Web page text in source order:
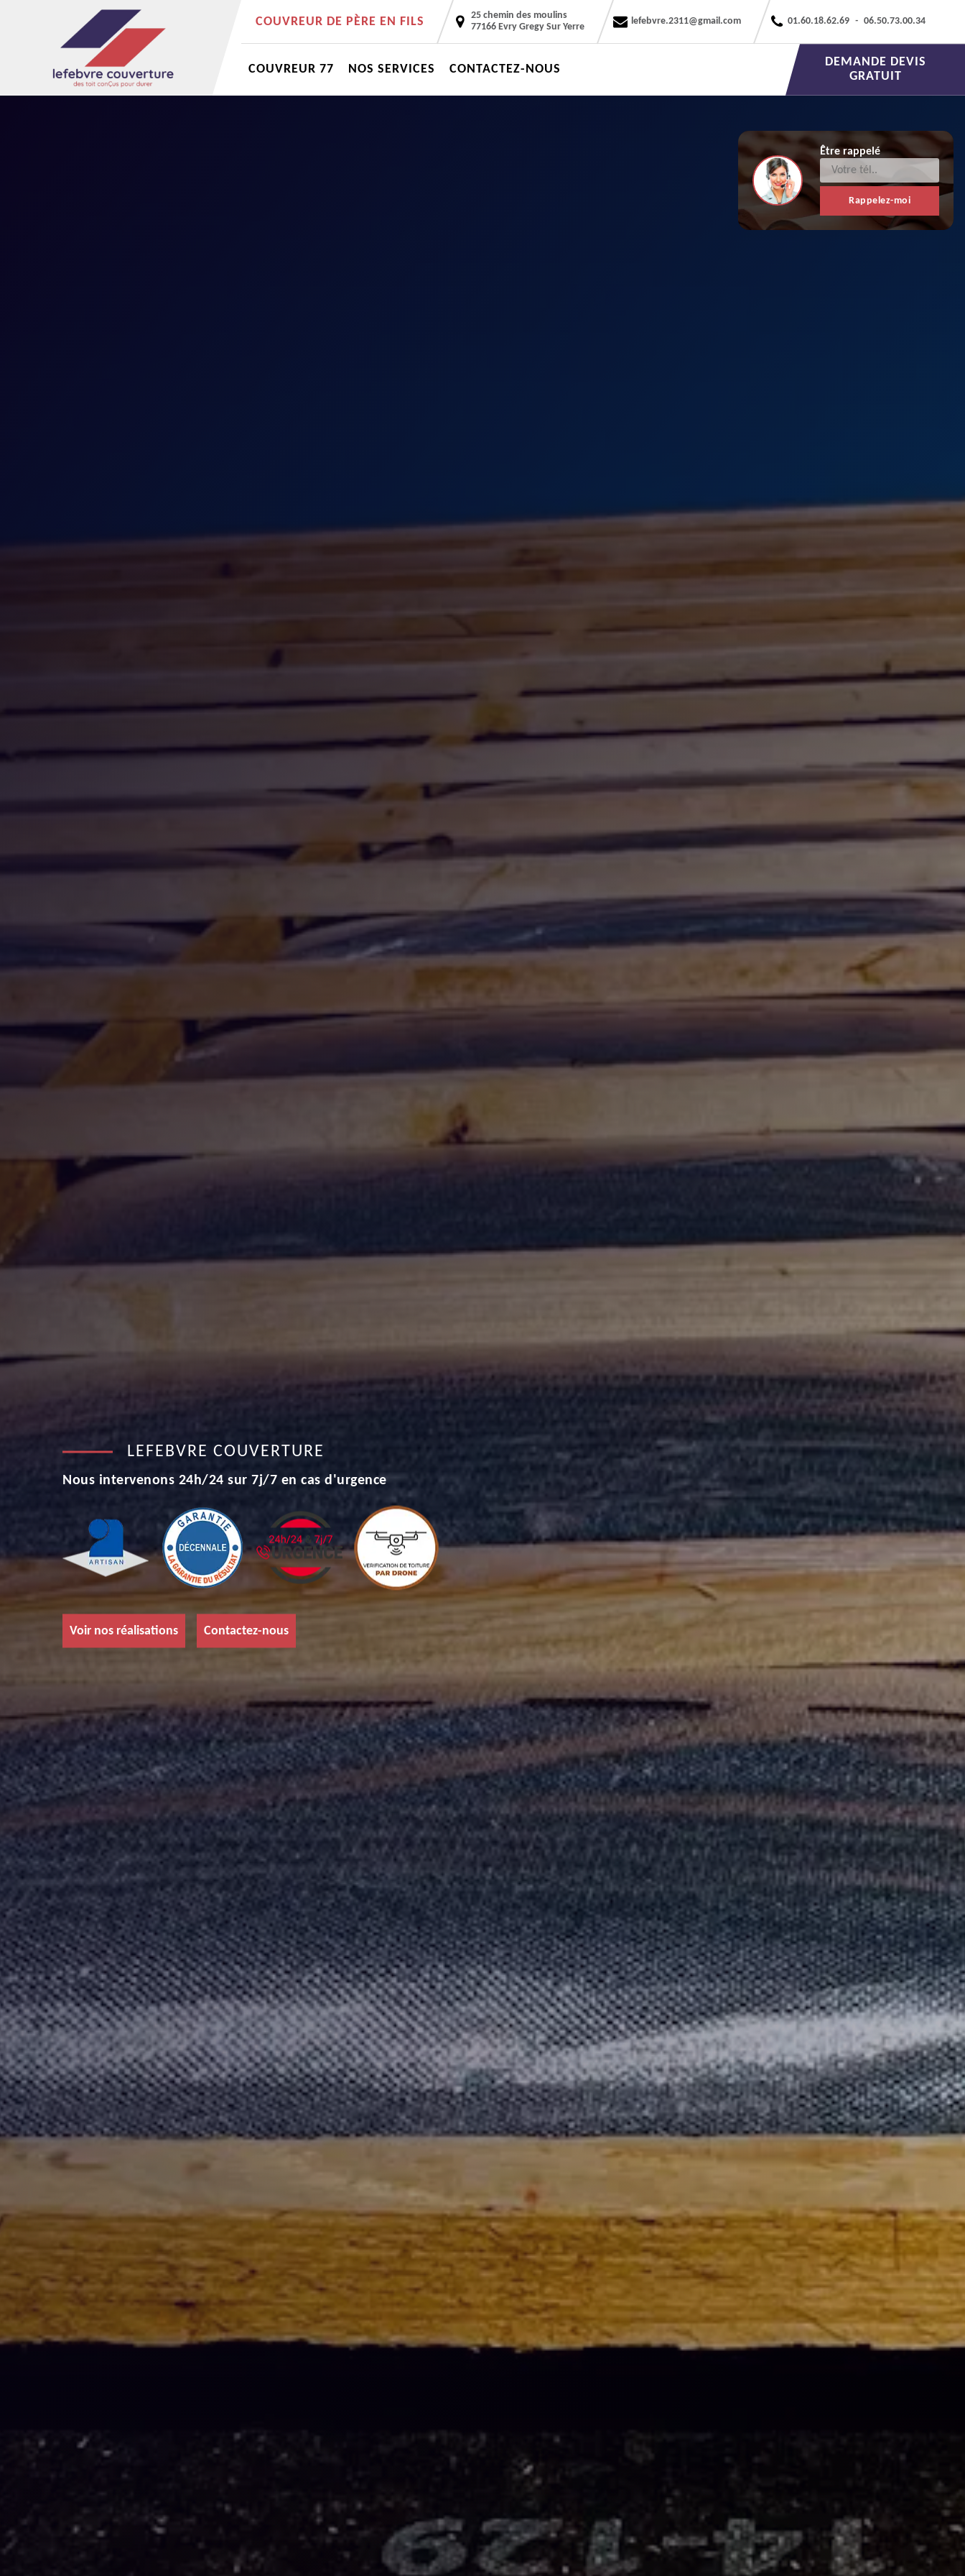
COUVREUR DE PÈRE EN FILS
25 chemin des moulins
77166 Evry Gregy Sur Yerre
lefebvre.2311@gmail.com 01.60.18.62.69 - 06.50.73.00.34
COUVREUR 77 NOS SERVICES CONTACTEZ-NOUS
DEMANDE DEVIS
GRATUIT
Être rappelé
LEFEBVRE COUVERTURE
Nous intervenons 24h/24 sur 7j/7 en cas d'urgence
Voir nos réalisations Contactez-nous